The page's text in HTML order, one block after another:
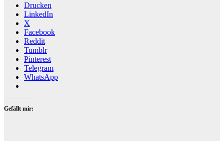
Drucken
LinkedIn
X
Facebook
Reddit
Tumblr
Pinterest
Telegram
WhatsApp
Gefällt mir: